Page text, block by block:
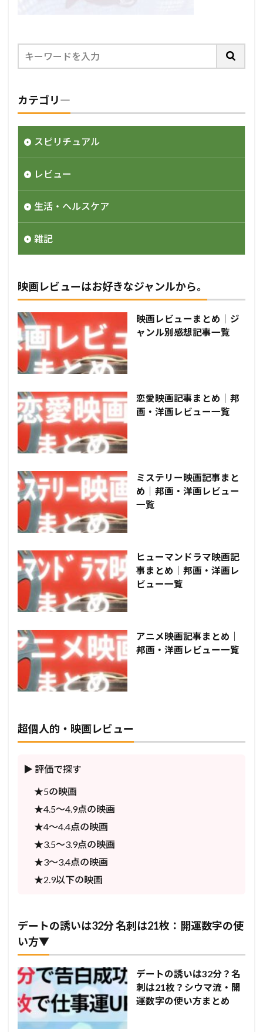
カテゴリ―
スピリチュアル
レビュー
生活・ヘルスケア
雑記
映画レビューはお好きなジャンルから。
映画レビューまとめ｜ジ
ャンル別感想記事一覧
恋愛映画記事まとめ｜邦
画・洋画レビュー一覧
ミステリー映画記事まと
め｜邦画・洋画レビュー
一覧
ヒューマンドラマ映画記
事まとめ｜邦画・洋画レ
ビュー一覧
アニメ映画記事まとめ｜
邦画・洋画レビュー一覧
超個人的・映画レビュー
▶ 評価で探す
★5の映画
★4.5〜4.9点の映画
★4〜4.4点の映画
★3.5〜3.9点の映画
★3〜3.4点の映画
★2.9以下の映画
デートの誘いは32分 名刺は21枚：開運数字の使
い方▼
デートの誘いは32分？名
刺は21枚？シウマ流・開
運数字の使い方まとめ